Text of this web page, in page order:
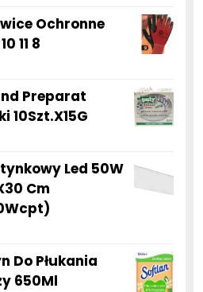
Ochronne
11 8
Preparat
10Szt.X15G
Led 50W
Cm
Do Płukania
650Ml